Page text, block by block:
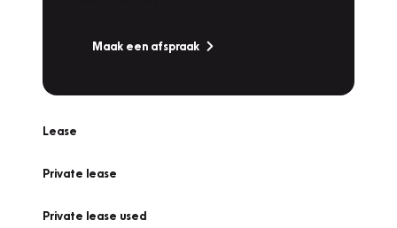
Maak een afspraak
Lease
Private lease
Private lease used